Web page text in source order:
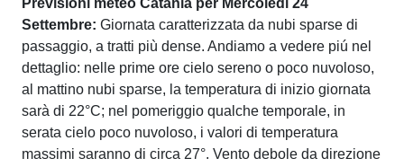
Previsioni meteo Catania per Mercoledi 24
Settembre: Giornata caratterizzata da nubi sparse di
passaggio, a tratti più dense. Andiamo a vedere piú nel
dettaglio: nelle prime ore cielo sereno o poco nuvoloso,
al mattino nubi sparse, la temperatura di inizio giornata
sarà di 22°C; nel pomeriggio qualche temporale, in
serata cielo poco nuvoloso, i valori di temperatura
massimi saranno di circa 27°. Vento debole da direzione